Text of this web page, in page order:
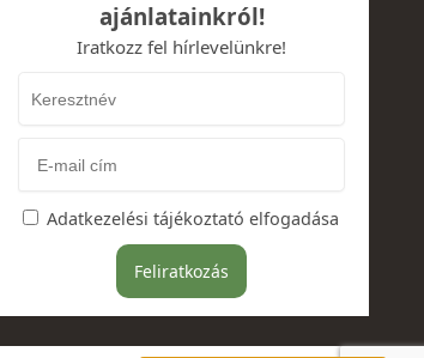
ajánlatainkról!
Iratkozz fel hírlevelünkre!
Adatkezelési tájékoztató elfogadása